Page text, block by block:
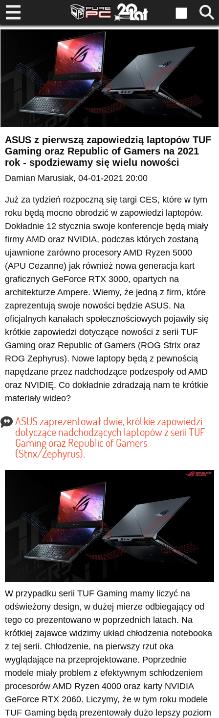
ASUS z pierwszą zapowiedzią laptopów TUF
Gaming oraz Republic of Gamers na 2021
rok - spodziewamy się wielu nowości
Damian Marusiak, 04-01-2021 20:00
Już za tydzień rozpoczną się targi CES, które w tym
roku będą mocno obrodzić w zapowiedzi laptopów.
Dokładnie 12 stycznia swoje konferencje będą miały
firmy AMD oraz NVIDIA, podczas których zostaną
ujawnione zarówno procesory AMD Ryzen 5000
(APU Cezanne) jak również nowa generacja kart
graficznych GeForce RTX 3000, opartych na
architekturze Ampere. Wiemy, że jedną z firm, które
zaprezentują swoje nowości będzie ASUS. Na
oficjalnych kanałach społecznościowych pojawiły się
krótkie zapowiedzi dotyczące nowości z serii TUF
Gaming oraz Republic of Gamers (ROG Strix oraz
ROG Zephyrus). Nowe laptopy będą z pewnością
napędzane przez nadchodzące podzespoły od AMD
oraz NVIDIĘ. Co dokładnie zdradzają nam te krótkie
materiały wideo?
ASUS zaprezentował dwie, krótkie zapowiedzi
dotyczące nadchodzących laptopów z serii TUF
Gaming oraz Republic of Gamers
(Strix/Zephyrus).
W przypadku serii TUF Gaming mamy liczyć na
odświeżony design, w dużej mierze odbiegający od
tego co prezentowano w poprzednich latach. Na
krótkiej zajawce widzimy układ chłodzenia notebooka
z tej serii. Chłodzenie, na pierwszy rzut oka
wyglądające na przeprojektowane. Poprzednie
modele miały problem z efektywnym schłodzeniem
procesorów AMD Ryzen 4000 oraz karty NVIDIA
GeForce RTX 2060. Liczymy, że w tym roku modele
TUF Gaming będą prezentowały dużo lepszy poziom